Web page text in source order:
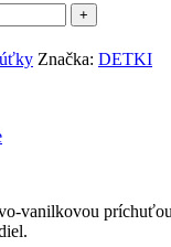
Značka: DETKI
vanilkovou